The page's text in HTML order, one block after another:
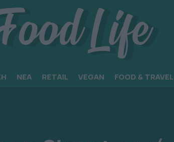
ΝΕΑ RETAIL VEGAN FOOD & TRAVEL